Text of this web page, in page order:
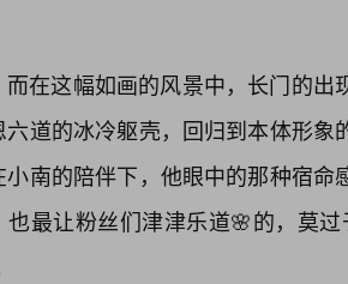
而在这幅如画的风景中，长门的
六道的冰冷躯壳，回归到本体形
小南的陪伴下，他眼中的那种宿
也最让粉丝们津津乐道🌸的，莫